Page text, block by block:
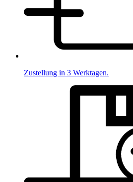
Zustellung in 3 Werktagen.